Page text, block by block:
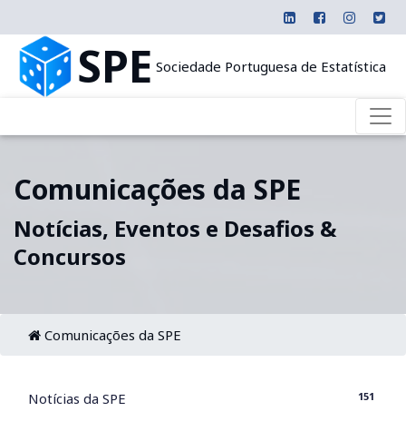
SPE Sociedade Portuguesa de Estatística
Comunicações da SPE
Notícias, Eventos e Desafios &
Concursos
Comunicações da SPE
Notícias da SPE 151